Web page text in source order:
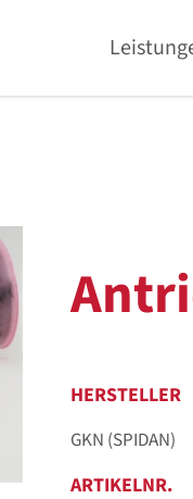
HERSTELLER
GKN (SPIDAN)
ARTIKELNR.